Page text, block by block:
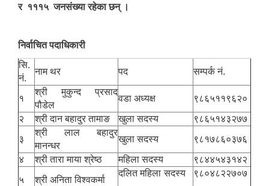
र १११५ जनसंख्या रहेका छन् ।
निर्वाचित पदाधिकारी
सि.
नं.
नाम थर पद सम्पर्क नं.
१
श्री मुकुन्द प्रसाद
पौडेल
वडा अध्यक्ष
९८६५११९६२०
२
श्री दान बहादुर तामाङ खुला सदस्य
९८६५१४३२७७
३
श्री लाल बहादुर
मानन्धर
खुला सदस्य
९८१७८६०३७६
४
श्री तारा माया श्रेष्ठ महिला सदस्य
९८४४५४३१४२
५
श्री अनिता विश्वकर्मा
दलित महिला सदस्य ९८०४८२२७०७